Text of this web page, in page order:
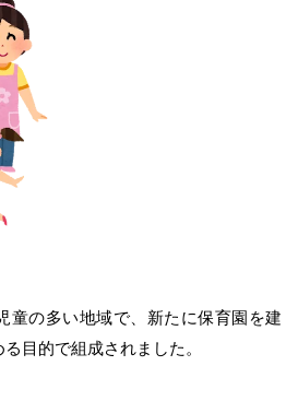
童の多い地域で、新たに保育園を建
目的で組成されました。